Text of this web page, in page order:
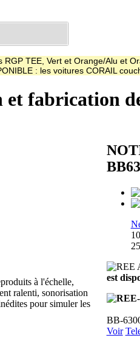
TEE, Vert et Orange/Alu et
: les voitures CORAIL
et fabrication
à l'échelle,
ralenti, sonorisation
pour simuler les
est
BB-
Voir